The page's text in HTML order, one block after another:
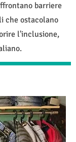
barriere
che ostacolano
l'inclusione,